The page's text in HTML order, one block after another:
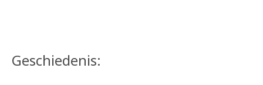
Geschiedenis: